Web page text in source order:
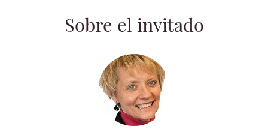
Sobre el invitado